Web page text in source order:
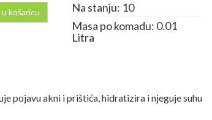
košaricu
Na stanju: 10
Masa po komadu: 0.01
Litra
pojavu akni i prištića, hidratizira i njeguje suhu